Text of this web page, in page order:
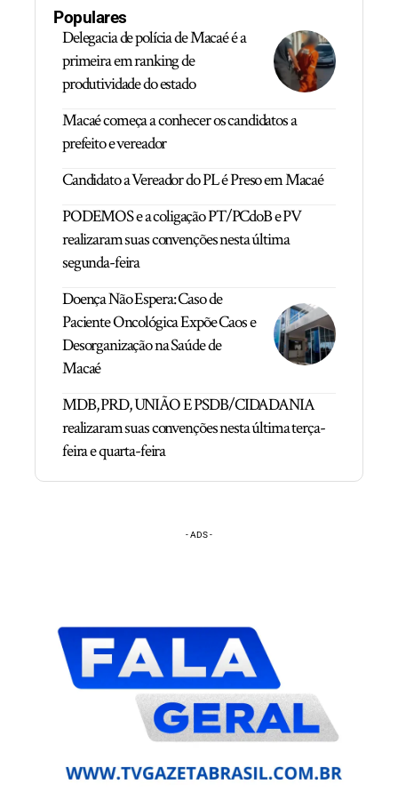
Populares
Delegacia de polícia de Macaé é a
primeira em ranking de
produtividade do estado
Macaé começa a conhecer os candidatos a
prefeito e vereador
Candidato a Vereador do PL é Preso em Macaé
PODEMOS e a coligação PT/PCdoB e PV
realizaram suas convenções nesta última
segunda-feira
Doença Não Espera: Caso de
Paciente Oncológica Expõe Caos e
Desorganização na Saúde de
Macaé
MDB, PRD, UNIÃO E PSDB/CIDADANIA
realizaram suas convenções nesta última terça-
feira e quarta-feira
- ADS -